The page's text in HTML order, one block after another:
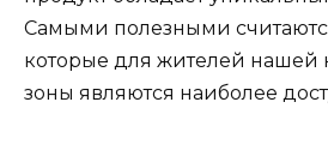
Самыми полезными
которые для жителей нашей
зоны являются наиболее